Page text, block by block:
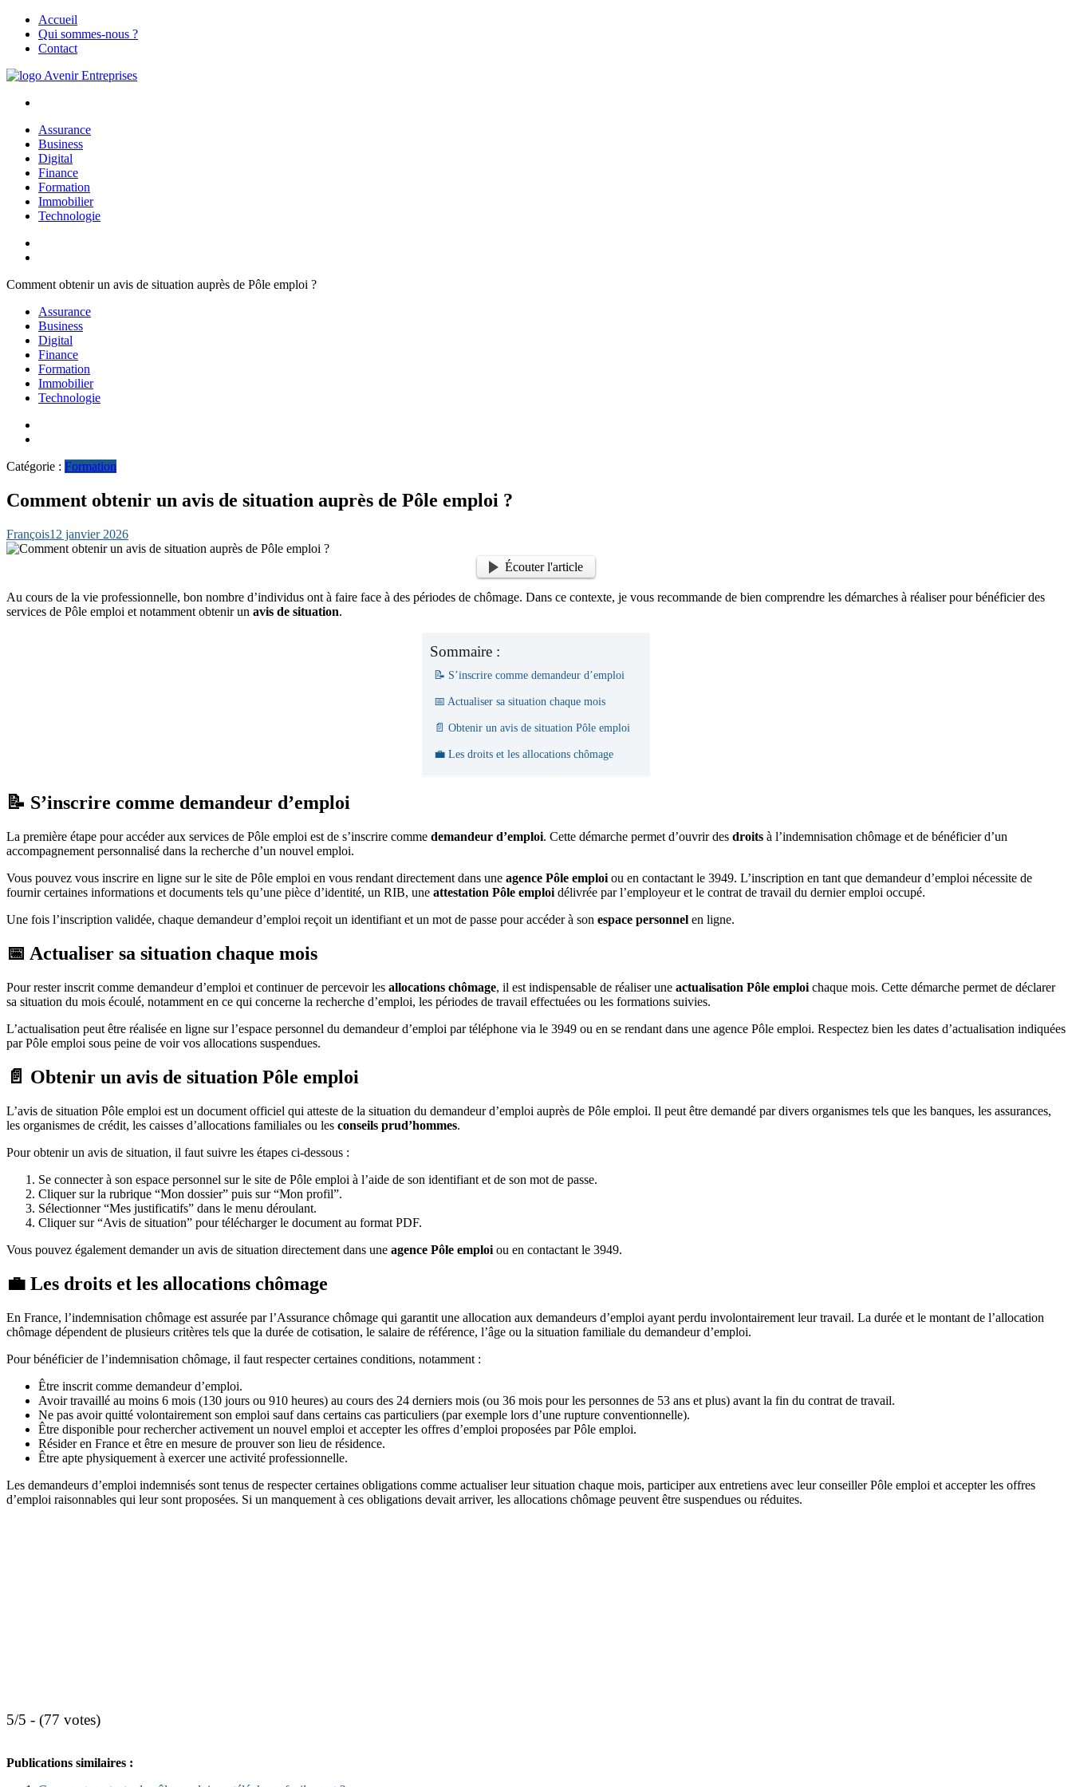
Aller
contenu
Accueil
Qui sommes-nous ?
Contact
Avenir Entreprises
Le rendez-vous des entrepreneurs
Assurance
Business
Digital
Finance
Formation
Immobilier
Technologie
Comment obtenir un avis de situation auprès de Pôle emploi ?
Assurance
Business
Digital
Finance
Formation
Immobilier
Technologie
Catégorie : Formation
Comment obtenir un avis de situation auprès de Pôle emploi ?
François12 janvier 2026
Écouter l'article
Au cours de la vie professionnelle, bon nombre d’individus ont à faire face à des périodes de chômage. Dans ce contexte, je vous recommande de bien comprendre les démarches à réaliser pour bénéficier des
services de Pôle emploi et notamment obtenir un avis de situation.
Sommaire :
📝 S’inscrire comme demandeur d’emploi
📅 Actualiser sa situation chaque mois
📄 Obtenir un avis de situation Pôle emploi
💼 Les droits et les allocations chômage
📝 S’inscrire comme demandeur d’emploi
La première étape pour accéder aux services de Pôle emploi est de s’inscrire comme demandeur d’emploi. Cette démarche permet d’ouvrir des droits à l’indemnisation chômage et de bénéficier d’un
accompagnement personnalisé dans la recherche d’un nouvel emploi.
Vous pouvez vous inscrire en ligne sur le site de Pôle emploi en vous rendant directement dans une agence Pôle emploi ou en contactant le 3949. L’inscription en tant que demandeur d’emploi nécessite de
fournir certaines informations et documents tels qu’une pièce d’identité, un RIB, une attestation Pôle emploi délivrée par l’employeur et le contrat de travail du dernier emploi occupé.
Une fois l’inscription validée, chaque demandeur d’emploi reçoit un identifiant et un mot de passe pour accéder à son espace personnel en ligne.
📅 Actualiser sa situation chaque mois
Pour rester inscrit comme demandeur d’emploi et continuer de percevoir les allocations chômage, il est indispensable de réaliser une actualisation Pôle emploi chaque mois. Cette démarche permet de déclarer
sa situation du mois écoulé, notamment en ce qui concerne la recherche d’emploi, les périodes de travail effectuées ou les formations suivies.
L’actualisation peut être réalisée en ligne sur l’espace personnel du demandeur d’emploi par téléphone via le 3949 ou en se rendant dans une agence Pôle emploi. Respectez bien les dates d’actualisation indiquées
par Pôle emploi sous peine de voir vos allocations suspendues.
📄 Obtenir un avis de situation Pôle emploi
L’avis de situation Pôle emploi est un document officiel qui atteste de la situation du demandeur d’emploi auprès de Pôle emploi. Il peut être demandé par divers organismes tels que les banques, les assurances,
les organismes de crédit, les caisses d’allocations familiales ou les conseils prud’hommes.
Pour obtenir un avis de situation, il faut suivre les étapes ci-dessous :
Se connecter à son espace personnel sur le site de Pôle emploi à l’aide de son identifiant et de son mot de passe.
Cliquer sur la rubrique “Mon dossier” puis sur “Mon profil”.
Sélectionner “Mes justificatifs” dans le menu déroulant.
Cliquer sur “Avis de situation” pour télécharger le document au format PDF.
Vous pouvez également demander un avis de situation directement dans une agence Pôle emploi ou en contactant le 3949.
💼 Les droits et les allocations chômage
En France, l’indemnisation chômage est assurée par l’Assurance chômage qui garantit une allocation aux demandeurs d’emploi ayant perdu involontairement leur travail. La durée et le montant de l’allocation
chômage dépendent de plusieurs critères tels que la durée de cotisation, le salaire de référence, l’âge ou la situation familiale du demandeur d’emploi.
Pour bénéficier de l’indemnisation chômage, il faut respecter certaines conditions, notamment :
Être inscrit comme demandeur d’emploi.
Avoir travaillé au moins 6 mois (130 jours ou 910 heures) au cours des 24 derniers mois (ou 36 mois pour les personnes de 53 ans et plus) avant la fin du contrat de travail.
Ne pas avoir quitté volontairement son emploi sauf dans certains cas particuliers (par exemple lors d’une rupture conventionnelle).
Être disponible pour rechercher activement un nouvel emploi et accepter les offres d’emploi proposées par Pôle emploi.
Résider en France et être en mesure de prouver son lieu de résidence.
Être apte physiquement à exercer une activité professionnelle.
Les demandeurs d’emploi indemnisés sont tenus de respecter certaines obligations comme actualiser leur situation chaque mois, participer aux entretiens avec leur conseiller Pôle emploi et accepter les offres
d’emploi raisonnables qui leur sont proposées. Si un manquement à ces obligations devait arriver, les allocations chômage peuvent être suspendues ou réduites.
5/5 - (77 votes)
Publications similaires :